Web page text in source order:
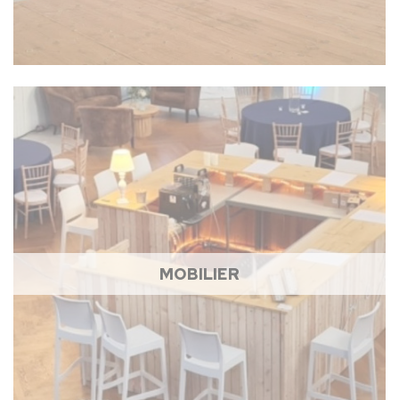
MOBILIER